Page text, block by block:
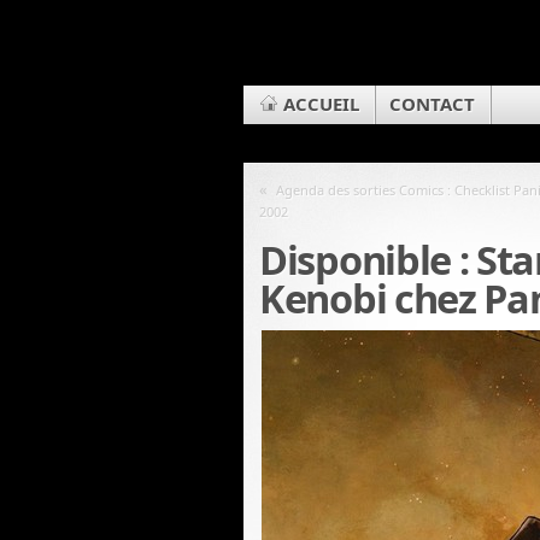
ACCUEIL CONTACT
« Agenda des sorties Comics : Checklist
2002
Disponible :
Kenobi chez